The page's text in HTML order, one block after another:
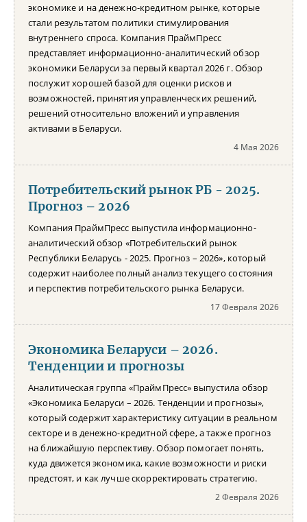
экономике и на денежно-кредитном рынке, которые
стали результатом политики стимулирования
внутреннего спроса. Компания ПраймПресс
представляет информационно-аналитический обзор
экономики Беларуси за первый квартал 2026 г. Обзор
послужит хорошей базой для оценки рисков и
возможностей, принятия управленческих решений,
решений относительно вложений и управления
активами в Беларуси.
4 Мая 2026
Потребительский рынок РБ - 2025.
Прогноз – 2026
Компания ПраймПресс выпустила информационно-
аналитический обзор «Потребительский рынок
Республики Беларусь - 2025. Прогноз – 2026», который
содержит наиболее полный анализ текущего состояния
и перспектив потребительского рынка Беларуси.
17 Февраля 2026
Экономика Беларуси – 2026.
Тенденции и прогнозы
Аналитическая группа «ПраймПресс» выпустила обзор
«Экономика Беларуси – 2026. Тенденции и прогнозы»,
который содержит характеристику ситуации в реальном
секторе и в денежно-кредитной сфере, а также прогноз
на ближайшую перспективу. Обзор помогает понять,
куда движется экономика, какие возможности и риски
предстоят, и как лучше скорректировать стратегию.
2 Февраля 2026